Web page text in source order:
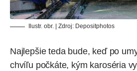
Ilustr. obr. | Zdroj: Depositphotos
Najlepšie teda bude, keď po
chvíľu počkáte, kým karoséria